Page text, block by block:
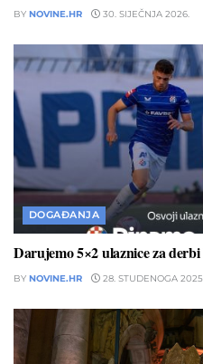
BY NOVINE.HR 30. SIJEČNJA 2026.
DOGAĐANJA
Darujemo 5×2 ulaznice za
BY NOVINE.HR 28. STUDENOGA